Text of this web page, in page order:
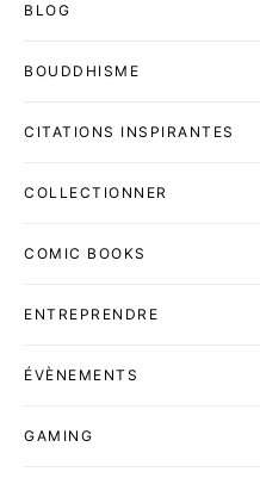
BLOG
BOUDDHISME
CITATIONS INSPIRANTES
COLLECTIONNER
COMIC BOOKS
ENTREPRENDRE
ÉVÈNEMENTS
GAMING